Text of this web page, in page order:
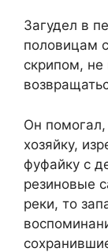
Загудел в
половицам
скрипом, не
Он
хозяйку,
фуфайку с
резиновые
реки, то